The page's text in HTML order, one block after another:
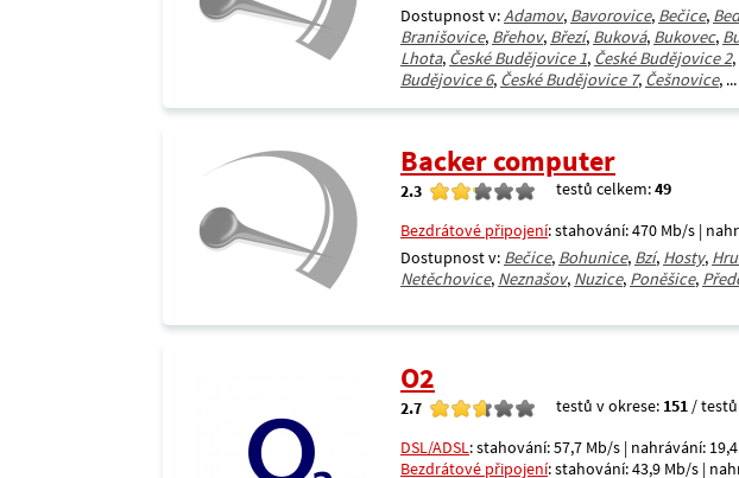
Dostupnost v:Adamov, Bavorovice, Bečice,
Branišovice, Břehov, Březí, Buková, Bukovec,
Lhota, České Budějovice 1, České Budějovice 2,
Budějovice 6, České Budějovice 7, Češnovice, ...
Backer computer
2.3 testů celkem:49
Bezdrátové připojení: stahování: 470 Mb/s |
Dostupnost v: Bečice, Bohunice, Bzí, Hosty,
Netěchovice, Neznašov, Nuzice, Poněšice,
O2
2.7 testů v okrese: 151 /
DSL/ADSL: stahování: 57,7 Mb/s | nahrávání:
Bezdrátové připojení: stahování: 43,9 Mb/s |